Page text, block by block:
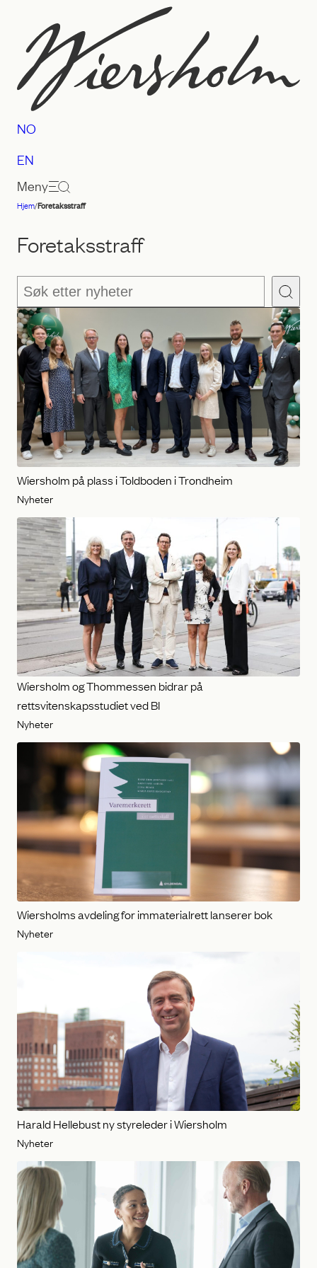
innhold
Advokatfirmaet
Wiersholm
NO
EN
Meny
Hjem/Foretaksstraff
Foretaksstraff
Søk
Wiersholm på plass i Toldboden i Trondheim
Nyheter
Wiersholm og Thommessen bidrar på
rettsvitenskapsstudiet ved BI
Nyheter
Wiersholms avdeling for immaterialrett lanserer bok
Nyheter
Harald Hellebust ny styreleder i Wiersholm
Nyheter